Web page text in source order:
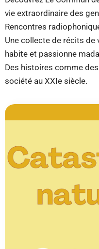
vie extraordinaire des
Rencontres
Une collecte de récits de
habite et passionne
Des histoires comme
société au XXIe siècle.